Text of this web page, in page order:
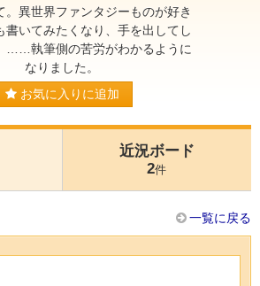
。異世界ファンタジーものが好き
書いてみたくなり、手を出してし
……執筆側の苦労がわかるように
なりました。
お気に入りに追加
近況ボード
2件
一覧に戻る